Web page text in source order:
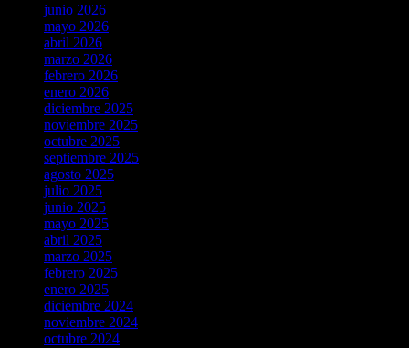
junio 2026
mayo 2026
abril 2026
marzo 2026
febrero 2026
enero 2026
diciembre 2025
noviembre 2025
octubre 2025
septiembre 2025
agosto 2025
julio 2025
junio 2025
mayo 2025
abril 2025
marzo 2025
febrero 2025
enero 2025
diciembre 2024
noviembre 2024
octubre 2024